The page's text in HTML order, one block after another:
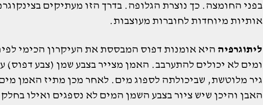
בפני החומצה. כך נוצרת הגלופה. בדרך הזו מעתיקים
אותיות מיוחדות לחוברות מעוצבות.
ליתוגרפיה היא אומנות דפוס המבססת את העיקרון הכימי
ומים לא יכולים להתערבב. האמן מצייר בצבע שמן (צבע דפוס)
גיר מלוטשת, שביכולתה לספוג מים. לאחר מכן מתיז האמן
האבן והיכן שיש ציור בצבע השמן המים לא נספגים ואילו